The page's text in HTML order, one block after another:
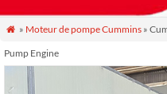
 » Moteur de pompe Cummins »
Pump Engine